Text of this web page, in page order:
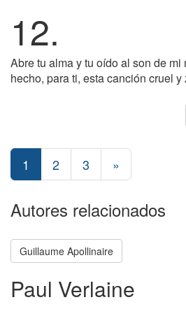
12.
Abre tu alma y tu oído al son de
hecho, para ti, esta canción cruel y
1 2 3 »
Autores relacionados
Guillaume Apollinaire
Paul Verlaine